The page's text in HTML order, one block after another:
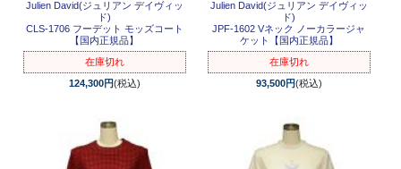
Julien David(ジュリアン デイヴィッ
ド)
CLS-1706 フーデット モッズコート
【国内正規品】
在庫切れ
124,300円(税込)
Julien David(ジュリアン デイヴィッ
ド)
JPF-1602 Vネック ノーカラージャ
ケット【国内正規品】
在庫切れ
93,500円(税込)